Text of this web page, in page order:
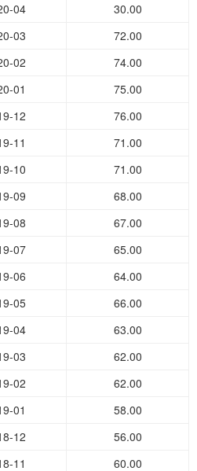
04
30.00
03
72.00
02
74.00
01
75.00
12
76.00
11
71.00
10
71.00
09
68.00
08
67.00
07
65.00
06
64.00
05
66.00
04
63.00
03
62.00
02
62.00
01
58.00
12
56.00
11
60.00